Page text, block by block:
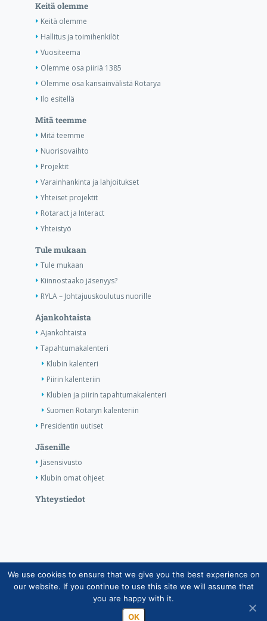
Keitä olemme
Keitä olemme
Hallitus ja toimihenkilöt
Vuositeema
Olemme osa piiriä 1385
Olemme osa kansainvälistä Rotarya
Ilo esitellä
Mitä teemme
Mitä teemme
Nuorisovaihto
Projektit
Varainhankinta ja lahjoitukset
Yhteiset projektit
Rotaract ja Interact
Yhteistyö
Tule mukaan
Tule mukaan
Kiinnostaako jäsenyys?
RYLA – Johtajuuskoulutus nuorille
Ajankohtaista
Ajankohtaista
Tapahtumakalenteri
Klubin kalenteri
Piirin kalenteriin
Klubien ja piirin tapahtumakalenteri
Suomen Rotaryn kalenteriin
Presidentin uutiset
Jäsenille
Jäsensivusto
Klubin omat ohjeet
Yhteystiedot
Copyright © Suomen Rotarypalvelu ry 2026 |
Jäsentietojärjestelmän tietosuojaseloste| Henkilötietojen
käsittely Rotarytoiminnassa
We use cookies to ensure that we give you the best experience on
our website. If you continue to use this site we will assume that
you are happy with it.
OK